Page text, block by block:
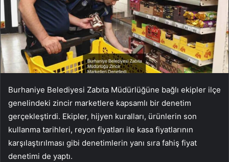
Burhaniye Belediyesi Zabıta Müdürlüğüne bağlı ekipler ilçe
genelindeki zincir marketlere kapsamlı bir denetim
gerçekleştirdi. Ekipler, hijyen kuralları, ürünlerin son
kullanma tarihleri, reyon fiyatları ile kasa fiyatlarının
karşılaştırılması gibi denetimlerin yanı sıra fahiş fiyat
denetimi de yaptı.